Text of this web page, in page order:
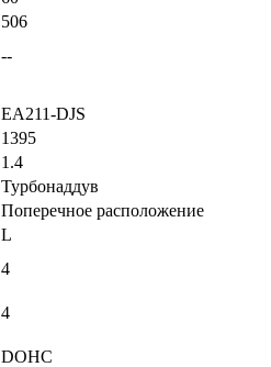
506
--
EA211-DJS
1395
1.4
Турбонаддув
Поперечное расположение
L
4
4
DOHC